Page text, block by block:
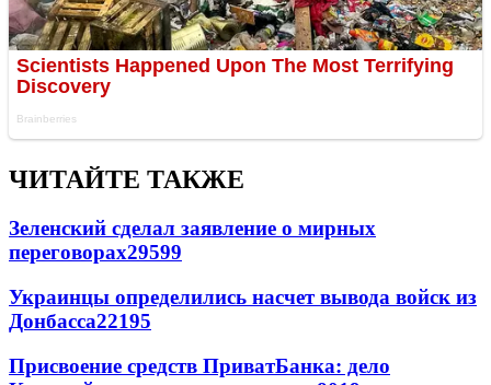
ЧИТАЙТЕ ТАКЖЕ
Зеленский сделал заявление о мирных
переговорах29599
Украинцы определились насчет вывода войск из
Донбасса22195
Присвоение средств ПриватБанка: дело